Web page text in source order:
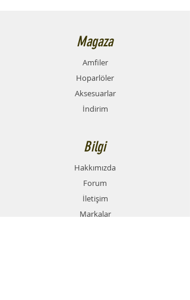
Magaza
Amfiler
Hoparlöler
Aksesuarlar
İndirim
Bilgi
Hakkımızda
Forum
İletişim
Markalar